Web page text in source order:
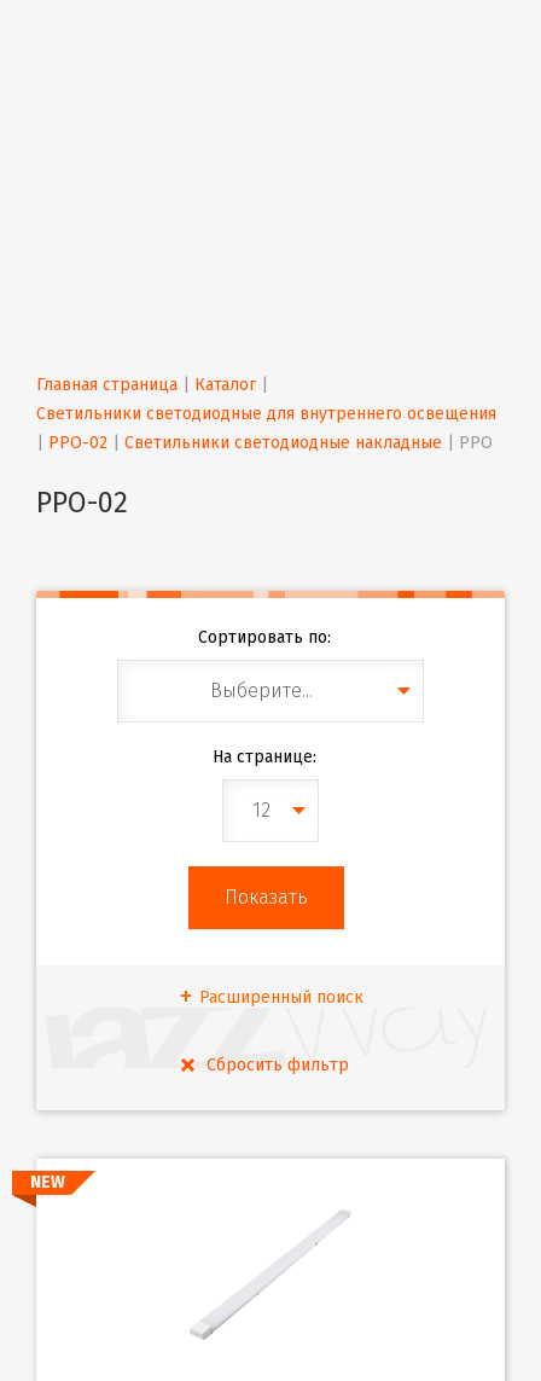
Главная страница Каталог |
Светильники светодиодные для внутреннего освещения
PPO-02 Светильники светодиодные накладные PPO
PPO-02
Сортировать по:
Выберите...
На странице:
12
Расширенный поиск
NEW